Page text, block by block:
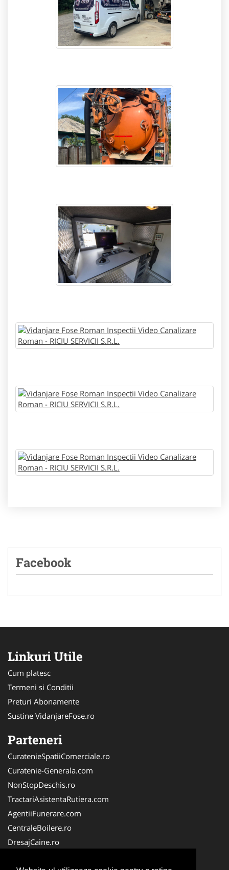
Facebook
Linkuri Utile
Cum platesc
Termeni si Conditii
Preturi Abonamente
Sustine VidanjareFose.ro
Parteneri
CuratenieSpatiiComerciale.ro
Curatenie-Generala.com
NonStopDeschis.ro
TractariAsistentaRutiera.com
AgentiiFunerare.com
CentraleBoilere.ro
DresajCaine.ro